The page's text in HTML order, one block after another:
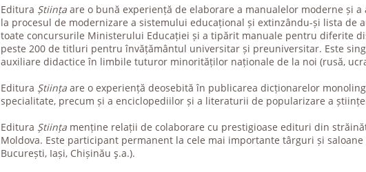
Editura Științaare o bună experiență de elaborare a manualelor moderne și
la procesul de modernizare a sistemului educațional și extinzându-și lista de
toate concursurile Ministerului Educației și a tipărit manuale pentru diferite
peste 200 de titluri pentru învățământul universitar și preuniversitar. Este
auxiliare didactice în limbile tuturor minorităților naționale de la noi (rusă,
Editura Științaare o experiență deosebită în publicarea dicționarelor
specialitate, precum și a enciclopediilor și a literaturii de popularizare a
Editura Științamenține relații de colaborare cu prestigioase edituri din
Moldova. Este participant permanent la cele mai importante târguri și
București, Iași, Chișinău ş.a.).